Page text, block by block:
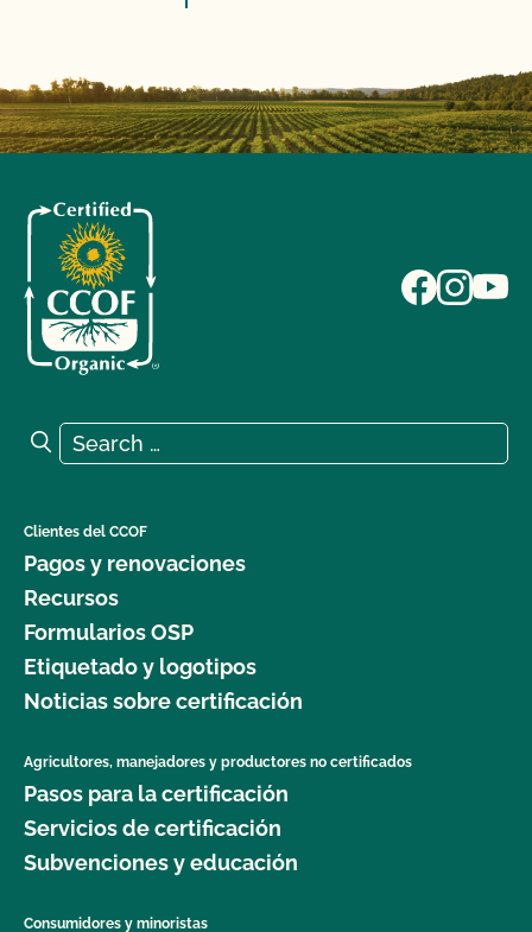
Search for:
Search
Clientes del CCOF
Pagos y renovaciones
Recursos
Formularios OSP
Etiquetado y logotipos
Noticias sobre certificación
Agricultores, manejadores y productores no certificados
Pasos para la certificación
Servicios de certificación
Subvenciones y educación
Consumidores y minoristas